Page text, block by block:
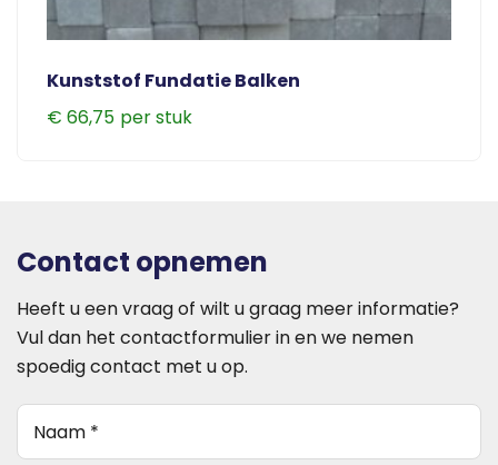
Kunststof Fundatie Balken
€ 66,75
Contact opnemen
Heeft u een vraag of wilt u graag meer informatie?
Vul dan het contactformulier in en we nemen
spoedig contact met u op.
Naam